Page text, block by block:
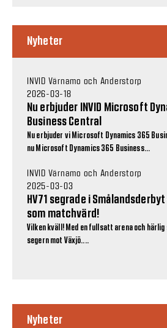
Nyheter
INVID Värnamo och Anderstorp
2026-03-18
Nu erbjuder INVID Microsoft
Business Central
Nu erbjuder vi Microsoft Dynamics 365
nu Microsoft Dynamics 365 Business...
INVID Värnamo och Anderstorp
2025-03-03
HV71 segrade i
som matchvärd!
Vilken kväll! Med en fullsatt arena och härlig
segern mot Växjö....
Nyheter